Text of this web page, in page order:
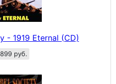
- 1919 Eternal (CD)
руб.